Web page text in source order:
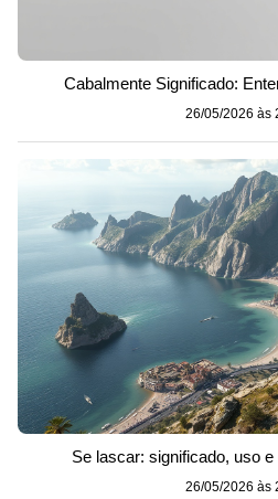
Cabalmente Significado:
26/05/2026 às
Se lascar: significado, uso
26/05/2026 às